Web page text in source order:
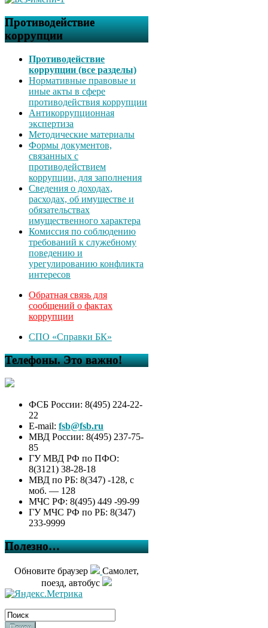
Противодействие
коррупции
Противодействие
коррупции (все разделы)
Нормативные правовые и
иные акты в сфере
противодействия коррупции
Антикоррупционная
экспертиза
Методические материалы
Формы документов,
связанных с
противодействием
коррупции, для заполнения
Сведения о доходах,
расходах, об имуществе и
обязательствах
имущественного характера
Комиссия по соблюдению
требований к служебному
поведению и
урегулированию конфликта
интересов
Обратная связь для
сообщений о фактах
коррупции
СПО «Справки БК»
Телефоны. Это важно!
ФСБ России: 8(495) 224-22-
22
E-mail: fsb@fsb.ru
МВД России: 8(495) 237-75-
85
ГУ МВД РФ по ПФО:
8(3121) 38-28-18
МВД по РБ: 8(347) -128, с
моб. — 128
МЧС РФ: 8(495) 449 -99-99
ГУ МЧС РФ по РБ: 8(347)
233-9999
Полезно…
Обновите браузер
Самолет,
поезд, автобус